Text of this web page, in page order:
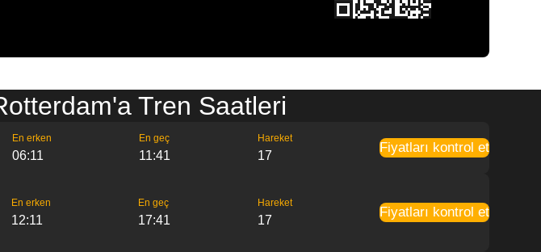
Tren Saatleri
En erken
06:11
En geç
11:41
Hareket
17
Fiyatları kontrol et
En erken
12:11
En geç
17:41
Hareket
17
Fiyatları kontrol et